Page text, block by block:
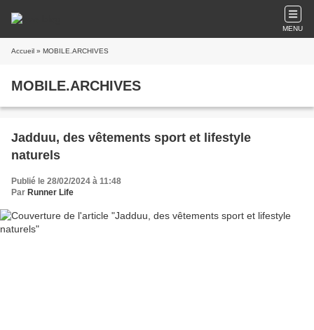
MENU
Accueil » MOBILE.ARCHIVES
MOBILE.ARCHIVES
Jadduu, des vêtements sport et lifestyle
naturels
Publié le 28/02/2024 à 11:48
Par Runner Life